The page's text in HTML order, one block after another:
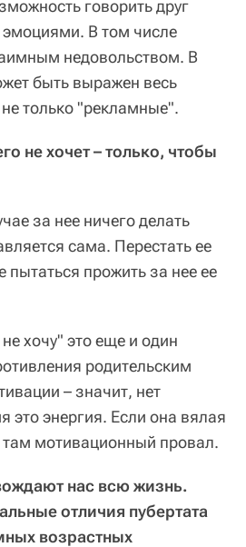
говорить друг
эмоциями. В том числе
недовольством. В
быть выражен весь
только "рекламные".
не хочет – только, чтобы
за нее ничего делать
сама. Перестать ее
пытаться прожить за нее ее
хочу" это еще и один
родительским
– значит, нет
это энергия. Если она вялая
мотивационный провал.
нас всю жизнь.
отличия пубертата
возрастных